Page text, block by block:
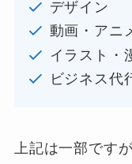
デザイン
動画・アニ
イラスト・
ビジネス代
上記は一部です